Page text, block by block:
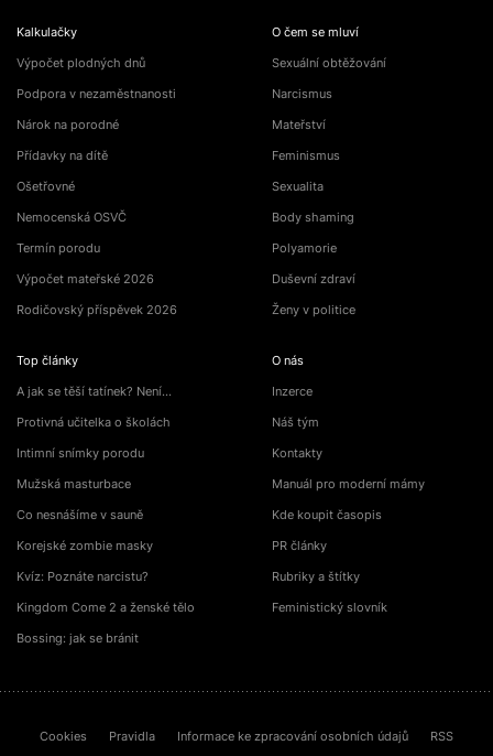
Kalkulačky
Výpočet plodných dnů
Podpora v nezaměstnanosti
Nárok na porodné
Přídavky na dítě
Ošetřovné
Nemocenská OSVČ
Termín porodu
Výpočet mateřské 2026
Rodičovský příspěvek 2026
Top články
A jak se těší tatínek? Není…
Protivná učitelka o školách
Intimní snímky porodu
Mužská masturbace
Co nesnášíme v sauně
Korejské zombie masky
Kvíz: Poznáte narcistu?
Kingdom Come 2 a ženské tělo
Bossing: jak se bránit
O čem se mluví
Sexuální obtěžování
Narcismus
Mateřství
Feminismus
Sexualita
Body shaming
Polyamorie
Duševní zdraví
Ženy v politice
O nás
Inzerce
Náš tým
Kontakty
Manuál pro moderní mámy
Kde koupit časopis
PR články
Rubriky a štítky
Feministický slovník
Cookies Pravidla Informace ke zpracování osobních údajů RSS